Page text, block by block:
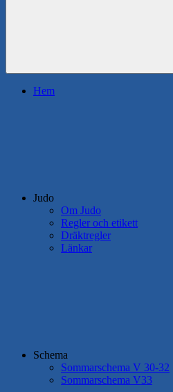
Hem
Judo
Om Judo
Regler och etikett
Dräktregler
Länkar
Schema
Sommarschema V 30-32
Sommarschema V33